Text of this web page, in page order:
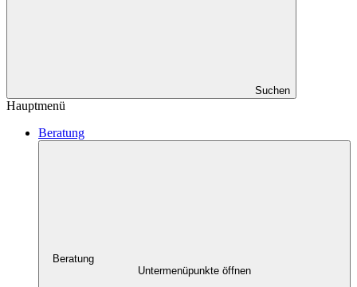
Suchen
Hauptmenü
Beratung
Beratung
Untermenüpunkte öffnen